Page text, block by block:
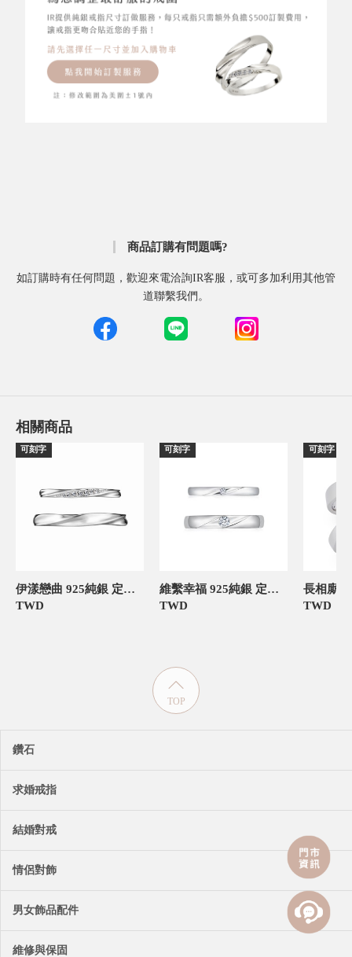
商品訂購有問題嗎?
如訂購時有任何問題，歡迎來電洽詢IR客服，或可多加利用其他管
道聯繫我們。
相關商品
可刻字
伊漾戀曲 925純銀 定情對戒
TWD
可刻字
維繫幸福 925純銀 定情對戒
TWD
可刻字
TWD
TOP
鑽石
求婚戒指
結婚對戒
情侶對飾
男女飾品配件
維修與保固